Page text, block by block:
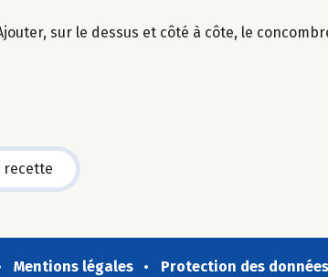
sur le dessus et côté à côte, le
recette
Mentions légales Protection des données